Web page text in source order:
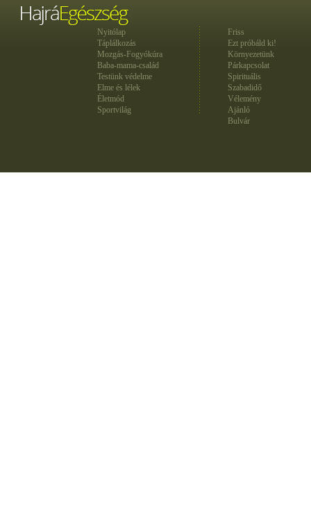
Nyitólap
Táplálkozás
Mozgás-Fogyókúra
Baba-mama-család
Testünk védelme
Elme és lélek
Életmód
Sportvilág
Friss
Ezt próbáld ki!
Környezetünk
Párkapcsolat
Spirituális
Szabadidő
Vélemény
Ajánló
Bulvár